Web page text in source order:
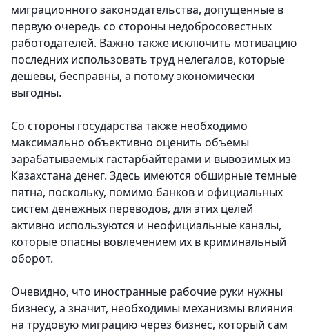
миграционного законодательства, допущенные в
первую очередь со стороны недобросовестных
работодателей. Важно также исключить мотивацию
последних использовать труд нелегалов, которые
дешевы, бесправны, а потому экономически
выгодны.
Со стороны государства также необходимо
максимально объективно оценить объемы
зарабатываемых гастарбайтерами и вывозимых из
Казахстана денег. Здесь имеются обширные темные
пятна, поскольку, помимо банков и официальных
систем денежных переводов, для этих целей
активно используются и неофициальные каналы,
которые опасны вовлечением их в криминальный
оборот.
Очевидно, что иностранные рабочие руки нужны
бизнесу, а значит, необходимы механизмы влияния
на трудовую миграцию через бизнес, который сам